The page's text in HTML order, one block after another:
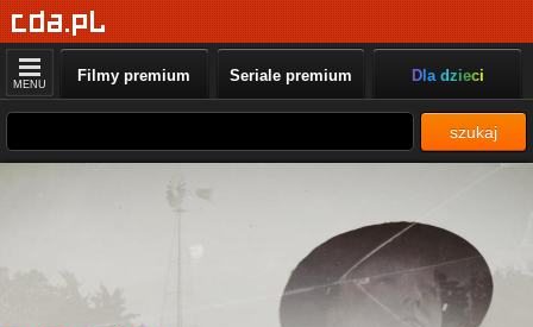
MENU Filmy premium Seriale premium Dla dzieci
szukaj